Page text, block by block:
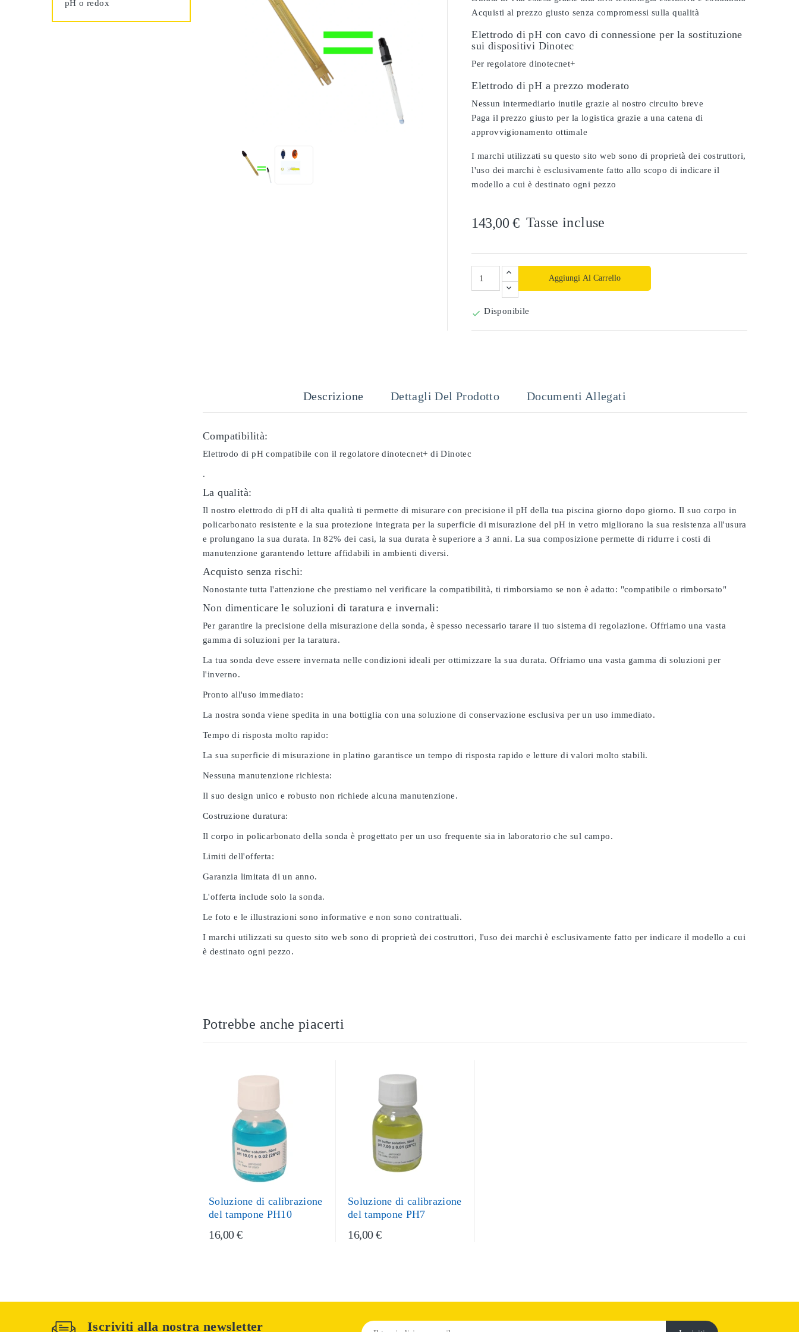
pH o redox

Acquisti al prezzo giusto senza compromessi sulla qualità
Elettrodo di pH con cavo di connessione per la sostituzione
sui dispositivi Dinotec
Per regolatore dinotecnet+
Elettrodo di pH a prezzo moderato
Nessun intermediario inutile grazie al nostro circuito breve
Paga il prezzo giusto per la logistica grazie a una catena di
approvvigionamento ottimale
I marchi utilizzati su questo sito web sono di proprietà dei costruttori,
l'uso dei marchi è esclusivamente fatto allo scopo di indicare il
modello a cui è destinato ogni pezzo
143,00 € Tasse incluse
Aggiungi Al Carrello
 Disponibile
Descrizione Dettagli Del Prodotto Documenti Allegati
Compatibilità:
Elettrodo di pH compatibile con il regolatore dinotecnet+ di Dinotec
.
La qualità:
Il nostro elettrodo di pH di alta qualità ti permette di misurare con precisione il pH della tua piscina giorno dopo giorno. Il suo corpo in
policarbonato resistente e la sua protezione integrata per la superficie di misurazione del pH in vetro migliorano la sua resistenza all'usura
e prolungano la sua durata. In 82% dei casi, la sua durata è superiore a 3 anni. La sua composizione permette di ridurre i costi di
manutenzione garantendo letture affidabili in ambienti diversi.
Acquisto senza rischi:
Nonostante tutta l'attenzione che prestiamo nel verificare la compatibilità, ti rimborsiamo se non è adatto: "compatibile o rimborsato"
Non dimenticare le soluzioni di taratura e invernali:
Per garantire la precisione della misurazione della sonda, è spesso necessario tarare il tuo sistema di regolazione. Offriamo una vasta
gamma di soluzioni per la taratura.
La tua sonda deve essere invernata nelle condizioni ideali per ottimizzare la sua durata. Offriamo una vasta gamma di soluzioni per
l'inverno.
Pronto all'uso immediato:
La nostra sonda viene spedita in una bottiglia con una soluzione di conservazione esclusiva per un uso immediato.
Tempo di risposta molto rapido:
La sua superficie di misurazione in platino garantisce un tempo di risposta rapido e letture di valori molto stabili.
Nessuna manutenzione richiesta:
Il suo design unico e robusto non richiede alcuna manutenzione.
Costruzione duratura:
Il corpo in policarbonato della sonda è progettato per un uso frequente sia in laboratorio che sul campo.
Limiti dell'offerta:
Garanzia limitata di un anno.
L'offerta include solo la sonda.
Le foto e le illustrazioni sono informative e non sono contrattuali.
I marchi utilizzati su questo sito web sono di proprietà dei costruttori, l'uso dei marchi è esclusivamente fatto per indicare il modello a cui
è destinato ogni pezzo.
Potrebbe anche piacerti
Soluzione di calibrazione
del tampone PH10
16,00 €
Soluzione di calibrazione
del tampone PH7
16,00 €
Iscriviti alla nostra newsletter